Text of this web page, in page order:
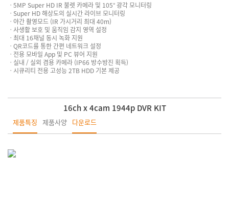
ㆍ5MP Super HD IR 불렛 카메라 및 105° 광각 모니터링
ㆍSuper HD 해상도의 실시간 라이브 모니터링
ㆍ야간 촬영모드 (IR 가시거리 최대 40m)
ㆍ사생활 보호 및 움직임 감지 영역 설정
ㆍ최대 16채널 동시 녹화 지원
ㆍQR코드를 통한 간편 네트워크 설정
ㆍ전용 모바일 App 및 PC 뷰어 지원
ㆍ실내 / 실외 겸용 카메라 (IP66 방수방진 획득)
ㆍ시큐리티 전용 고성능 2TB HDD 기본 제공
16ch x 4cam 1944p DVR KIT
제품특징 제품사양 다운로드